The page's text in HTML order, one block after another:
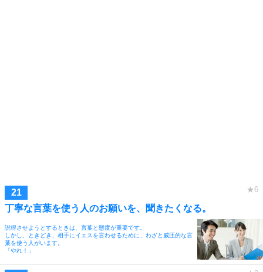
丁寧な言葉を使う人のお願いを、聞きたくなる。
説得させようとするときは、言葉と態度が重要です。
しかし、ときどき、相手にイエスを言わせるために、わざと威圧的な言
葉を使う人がいます。
「やれ！」